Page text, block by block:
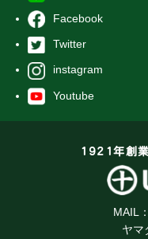
Facebook
Twitter
instagram
Youtube
1921年創業
MAIL：
ヤマ